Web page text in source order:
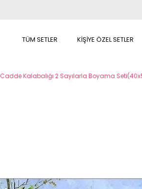
TÜM SETLER KİŞİYE ÖZEL SETLER
Cadde Kalabalığı 2 Sayılarla Boyama